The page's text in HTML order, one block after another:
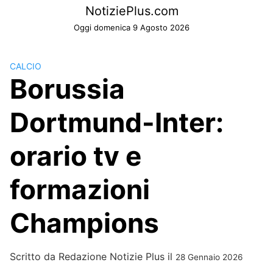
NotiziePlus.com
Oggi domenica 9 Agosto 2026
CALCIO
Borussia
Dortmund-Inter:
orario tv e
formazioni
Champions
Scritto da Redazione Notizie Plus il 28 Gennaio 2026